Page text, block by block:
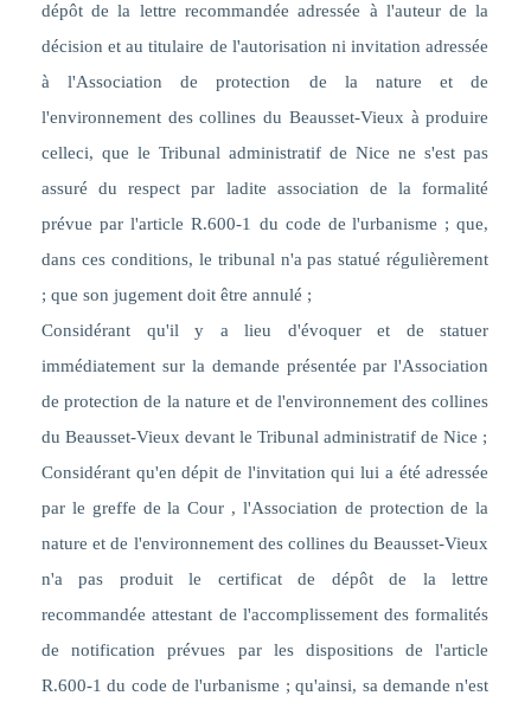
dépôt de la lettre recommandée adressée à l'auteur de la
décision et au titulaire de l'autorisation ni invitation adressée
à l'Association de protection de la nature et de
l'environnement des collines du Beausset-Vieux à produire
celleci, que le Tribunal administratif de Nice ne s'est pas
assuré du respect par ladite association de la formalité
prévue par l'article R.600-1 du code de l'urbanisme ; que,
dans ces conditions, le tribunal n'a pas statué régulièrement
; que son jugement doit être annulé ;
Considérant qu'il y a lieu d'évoquer et de statuer
immédiatement sur la demande présentée par l'Association
de protection de la nature et de l'environnement des collines
du Beausset-Vieux devant le Tribunal administratif de Nice ;
Considérant qu'en dépit de l'invitation qui lui a été adressée
par le greffe de la Cour , l'Association de protection de la
nature et de l'environnement des collines du Beausset-Vieux
n'a pas produit le certificat de dépôt de la lettre
recommandée attestant de l'accomplissement des formalités
de notification prévues par les dispositions de l'article
R.600-1 du code de l'urbanisme ; qu'ainsi, sa demande n'est